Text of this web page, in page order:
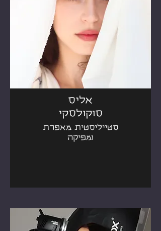
אליס
סוקולסקי
סטייליסטית מאפרת
ומפיקה